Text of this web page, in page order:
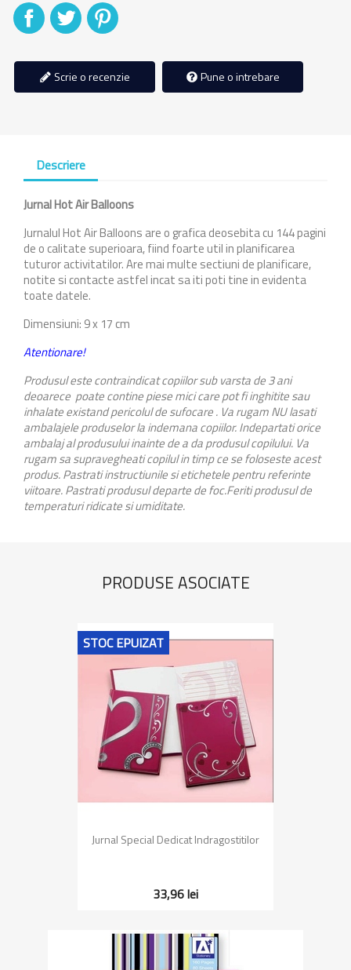
DistribuitiTweet
Scrie o recenzie Pune o intrebare
Descriere
JurnalHot Air Balloons
Jurnalul Hot Air Balloons are o grafica deosebita cu 144 pagini
de o calitate superioara, fiind foarte util in planificarea
tuturor activitatilor. Are mai multe sectiuni de planificare,
notite si contacte astfel incat sa iti poti tine in evidenta
toate datele.
Dimensiuni: 9 x 17 cm
Atentionare!
Produsul este contraindicat copiilor sub varsta de 3 ani
deoarece poate contine piese mici care pot fi inghitite sau
inhalate existand pericolul de sufocare . Va rugam NU lasati
ambalajele produselor la indemana copiilor. Indepartati orice
ambalaj al produsului inainte de a da produsul copilului. Va
rugam sa supravegheati copilul in timp ce se foloseste acest
produs. Pastrati instructiunile si etichetele pentru referinte
viitoare. Pastrati produsul departe de foc.Feriti produsul de
temperaturi ridicate si umiditate.
PRODUSE ASOCIATE
Jurnal Special Dedicat Indragostitilor
33,96 lei
STOC EPUIZAT